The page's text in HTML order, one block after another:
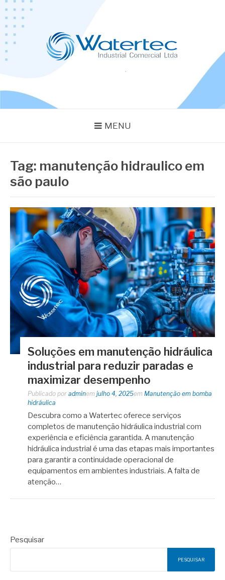
Pular
para
conteúdo
MENU
Tag: manutenção hidraulico em
são paulo
Soluções em manutenção hidráulica
industrial para reduzir paradas e
maximizar desempenho
Publicado por adminem julho 4, 2025em Manutenção em bomba
hidráulica
Descubra como a Watertec oferece serviços
completos de manutenção hidráulica industrial com
experiência e eficiência garantida. A manutenção
hidráulica industrial é uma das etapas mais importantes
para garantir a continuidade operacional de
equipamentos em ambientes industriais. A falta de
atenção…
Pesquisar
PESQUISAR